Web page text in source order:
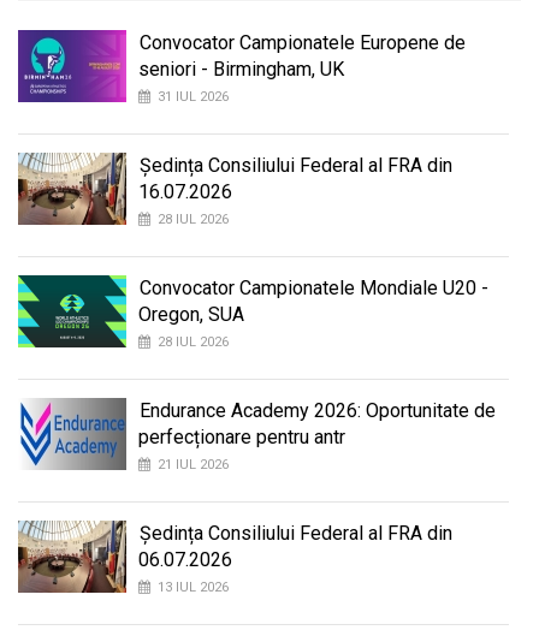
Convocator Campionatele Europene de
seniori - Birmingham, UK
31 IUL 2026
Ședința Consiliului Federal al FRA din
16.07.2026
28 IUL 2026
Convocator Campionatele Mondiale U20 -
Oregon, SUA
28 IUL 2026
Endurance Academy 2026: Oportunitate de
perfecționare pentru antr
21 IUL 2026
Ședința Consiliului Federal al FRA din
06.07.2026
13 IUL 2026